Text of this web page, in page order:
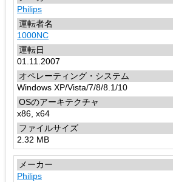
Philips
1000NC
01.11.2007
Windows XP/Vista/7/8/8.1/10
x86, x64
2.32 MB
Philips